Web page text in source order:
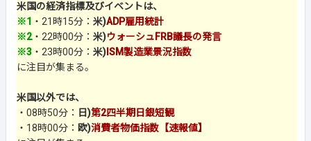
米国の経済指標及びイベントは、
※1 ・21時15分： 米)ADP雇用統計
※2・22時00分： 米)ウォーシュFRB議長の発言
※3 ・23時00分： 米) ISM製造業景況指数
に注目が集まる。
米国以外では、
・08時50分：
日)第2四半期日銀短観
・18時00分： 欧)消費者物価指数【速報値】